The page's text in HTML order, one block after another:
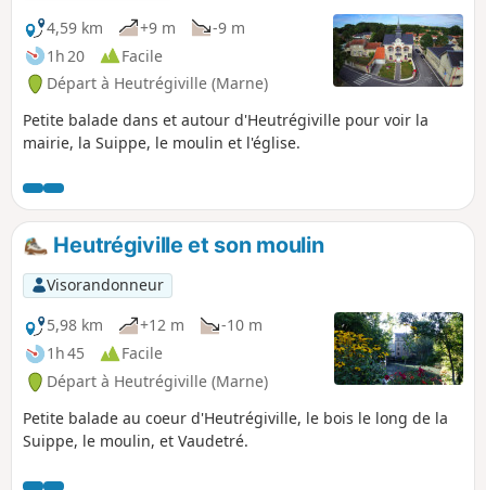
4,59 km
+9 m
-9 m
1h 20
Facile
Départ à Heutrégiville (Marne)
Petite balade dans et autour d'Heutrégiville pour voir la
mairie, la Suippe, le moulin et l'église.
Heutrégiville et son moulin
Visorandonneur
5,98 km
+12 m
-10 m
1h 45
Facile
Départ à Heutrégiville (Marne)
Petite balade au coeur d'Heutrégiville, le bois le long de la
Suippe, le moulin, et Vaudetré.